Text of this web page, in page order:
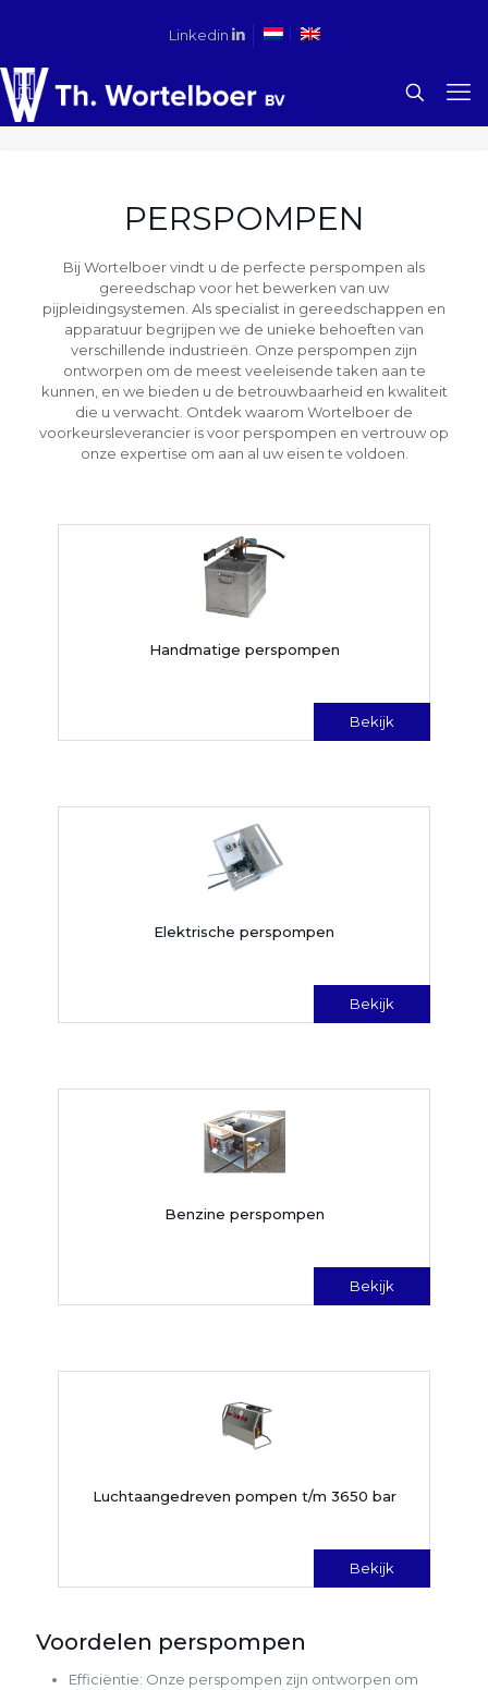
Linkedin
PERSPOMPEN
Bij Wortelboer vindt u de perfecte perspompen als
gereedschap voor het bewerken van uw
pijpleidingsystemen. Als specialist in gereedschappen en
apparatuur begrijpen we de unieke behoeften van
verschillende industrieën. Onze perspompen zijn
ontworpen om de meest veeleisende taken aan te
kunnen, en we bieden u de betrouwbaarheid en kwaliteit
die u verwacht. Ontdek waarom Wortelboer de
voorkeursleverancier is voor perspompen en vertrouw op
onze expertise om aan al uw eisen te voldoen.
Handmatige perspompen
Bekijk
Elektrische perspompen
Bekijk
Benzine perspompen
Bekijk
Luchtaangedreven pompen t/m 3650 bar
Bekijk
Voordelen perspompen
Efficiëntie: Onze perspompen zijn ontworpen om